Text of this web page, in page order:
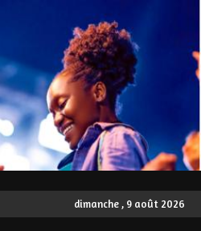
dimanche , 9 août 2026